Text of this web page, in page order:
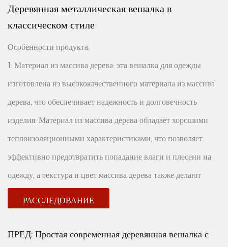
Деревянная металлическая вешалка в
классическом стиле
Особенности продукта:
1. Материал из массива дерева: эта вешалка для одежды
изготовлена ​​из высококачественного материала из массива
дерева, что обеспечивает надежность и долговечность
изделия. Материал из массива дерева обладает хорошими
теплоизоляционными характеристиками, что позволяет
эффективно предотвратить попадание влаги и плесени на
одежду, а текстура и цвет массива дерева также делают
2. Металлический крючок: крючок вешалки изготовлен из
металлического материала, который обладает хорошей
РАССЛЕДОВАНИЕ
ПРЕД: Простая современная деревянная вешалка с